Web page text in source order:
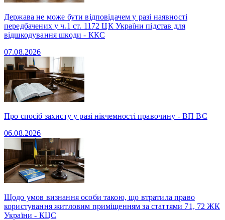
Держава не може бути відповідачем у разі наявності
передбачених у ч.1 ст. 1172 ЦК України підстав для
відшкодування шкоди - ККС
07.08.2026
Про спосіб захисту у разі нікчемності правочину - ВП ВС
06.08.2026
Щодо умов визнання особи такою, що втратила право
користування житловим приміщенням за статтями 71, 72 ЖК
України - КЦС